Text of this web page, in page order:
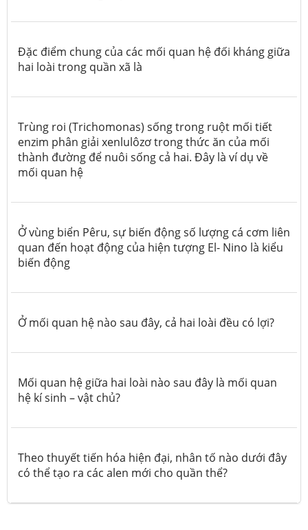
Đặc điểm chung của các mối quan hệ đối kháng giữa
hai loài trong quần xã là
Trùng roi (Trichomonas) sống trong ruột mối tiết
enzim phân giải xenlulôzơ trong thức ăn của mối
thành đường để nuôi sống cả hai. Đây là ví dụ về
mối quan hệ
Ở vùng biển Pêru, sự biến động số lượng cá cơm liên
quan đến hoạt động của hiện tượng El- Nino là kiểu
biến động
Ở mối quan hệ nào sau đây, cả hai loài đều có lợi?
Mối quan hệ giữa hai loài nào sau đây là mối quan
hệ kí sinh – vật chủ?
Theo thuyết tiến hóa hiện đại, nhân tố nào dưới đây
có thể tạo ra các alen mới cho quần thể?